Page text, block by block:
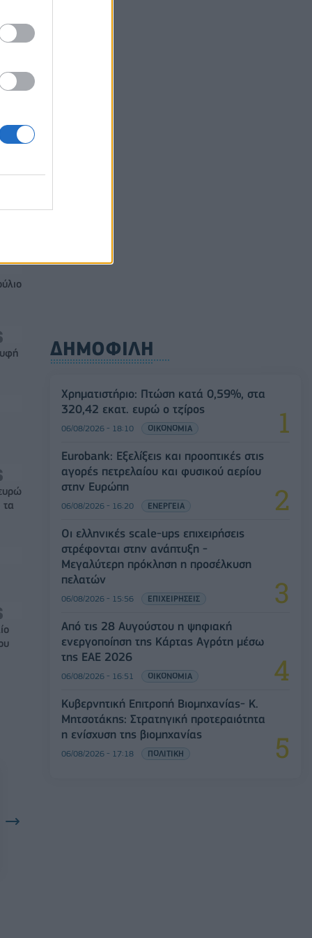
ΔΗΜΟΦΙΛΗ
Χρηματιστήριο: Πτώση κατά 0,59%, στα
320,42 εκατ. ευρώ ο τζίρος
06/08/2026 - 18:10 ΟΙΚΟΝΟΜΙΑ
Eurobank: Εξελίξεις και προοπτικές στις
αγορές πετρελαίου και φυσικού αερίου
στην Ευρώπη
06/08/2026 - 16:20 ΕΝΕΡΓΕΙΑ
Οι ελληνικές scale-ups επιχειρήσεις
στρέφονται στην ανάπτυξη -
Μεγαλύτερη πρόκληση η προσέλκυση
πελατών
06/08/2026 - 15:56 ΕΠΙΧΕΙΡΗΣΕΙΣ
Από τις 28 Αυγούστου η ψηφιακή
ενεργοποίηση της Κάρτας Αγρότη μέσω
της ΕΑΕ 2026
06/08/2026 - 16:51 ΟΙΚΟΝΟΜΙΑ
Κυβερνητική Επιτροπή Βιομηχανίας- Κ.
Μητσοτάκης: Στρατηγική προτεραιότητα
η ενίσχυση της βιομηχανίας
06/08/2026 - 17:18 ΠΟΛΙΤΙΚΗ